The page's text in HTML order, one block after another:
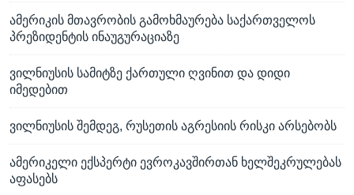
ამერიკის მთავრობის გამოხმაურება საქართველოს
პრეზიდენტის ინაუგურაციაზე
ვილნიუსის სამიტზე ქართული ღვინით და დიდი
იმედებით
ვილნიუსის შემდეგ, რუსეთის აგრესიის რისკი არსებობს
ამერიკელი ექსპერტი ევროკავშირთან ხელშეკრულებას
აფასებს